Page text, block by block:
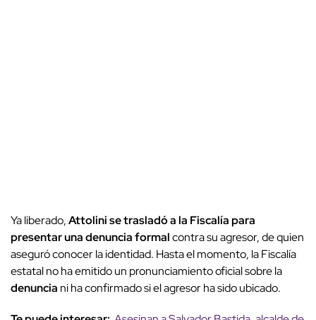
Ya liberado,Attolini se trasladó a la Fiscalía para
presentar una denuncia formalcontra su agresor, de quien
aseguró conocer la identidad. Hasta el momento, la Fiscalía
estatal no ha emitido un pronunciamiento oficial sobre la
denuncia ni ha confirmado si el agresor ha sido ubicado.